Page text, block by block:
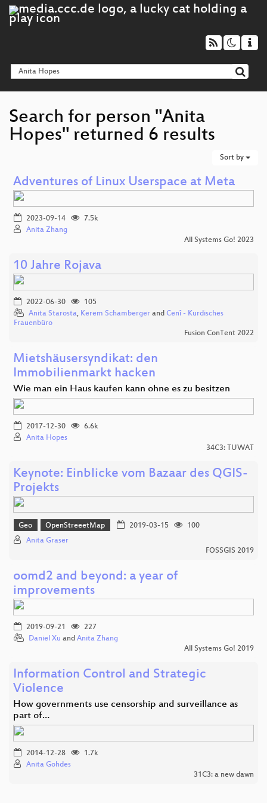
Search for person "Anita
Hopes" returned 6 results
Sort by
Adventures of Linux Userspace at Meta
2023-09-14
7.5k
Anita Zhang
All Systems Go! 2023
10 Jahre Rojava
2022-06-30
105
Anita Starosta, Kerem Schamberger and Cenî - Kurdisches
Frauenbüro
Fusion ConTent 2022
Mietshäusersyndikat: den
Immobilienmarkt hacken
Wie man ein Haus kaufen kann ohne es zu besitzen
2017-12-30
6.6k
Anita Hopes
34C3: TUWAT
Keynote: Einblicke vom Bazaar des QGIS-
Projekts
Geo OpenStreeetMap 2019-03-15
100
Anita Graser
FOSSGIS 2019
oomd2 and beyond: a year of
improvements
2019-09-21
227
Daniel Xu and Anita Zhang
All Systems Go! 2019
Information Control and Strategic
Violence
How governments use censorship and surveillance as
part of…
2014-12-28
1.7k
Anita Gohdes
31C3: a new dawn